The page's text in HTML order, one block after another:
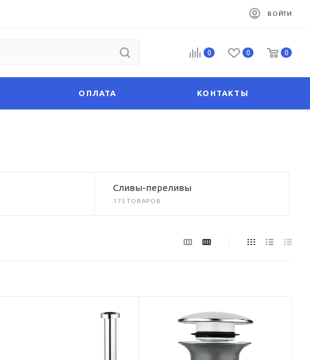
ВОЙТИ
0 0 0
ОПЛАТА КОНТАКТЫ
Сливы-переливы
175 ТОВАРОВ